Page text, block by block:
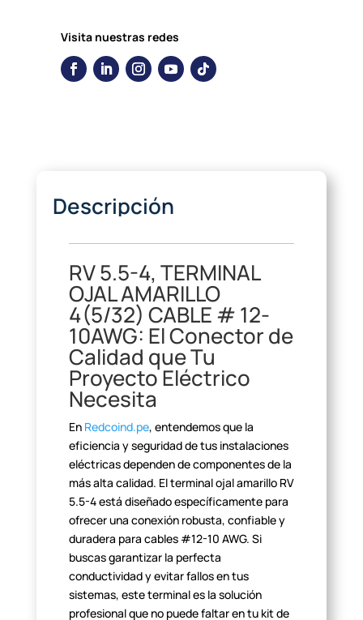
Visita nuestras redes
Descripción
RV 5.5-4, TERMINAL
OJALAMARILLO
4(5/32) CABLE # 12-
10AWG: El Conector de
Calidad que Tu
ProyectoEléctrico
Necesita
En Redcoind.pe, entendemos que la
eficiencia y seguridad de tus instalaciones
eléctricas dependen decomponentes de la
más alta calidad. El terminal ojal amarillo RV
5.5-4 está diseñado específicamente para
ofrecer una conexión robusta, confiable y
duradera para cables #12-10 AWG. Si
buscas garantizar la perfecta
conductividad y evitar fallos en tus
sistemas, este terminal es la solución
profesional que no puede faltar en tu kit de